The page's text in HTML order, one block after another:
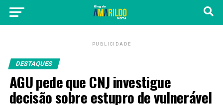
PUBLICIDADE
DESTAQUES
AGU pede que CNJ investigue
decisão sobre estupro de vulnerável